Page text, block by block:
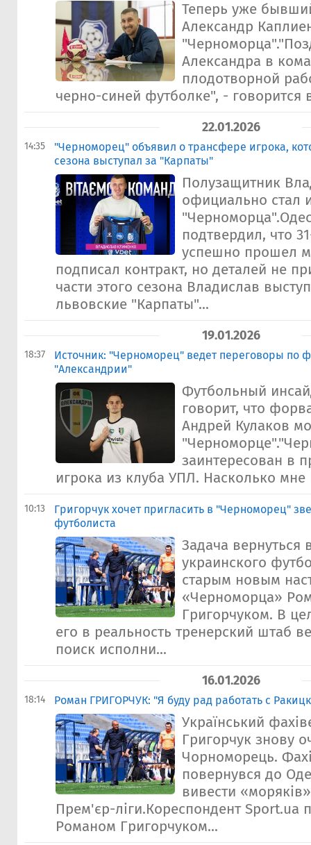
Теперь уже
Александр
Александра в
плодотворной
черно-синей футболке", - говорится
22.01.2026
14:35
"Черноморец" объявил о трансфере игрока,
сезона выступал за "Карпаты"
Полузащитник
официально стал
подтвердил, что
успешно прошел
подписал контракт, но деталей не
части этого сезона Владислав
львовские "Карпаты"...
19.01.2026
18:37
Источник: "Черноморец" ведет переговоры по
"Александрии"
Футбольный
говорит, что
Андрей Кулаков
заинтересован в
игрока из клуба УПЛ. Насколько мне
10:13
Григорчук хочет пригласить в "Черноморец"
футболиста
Задача вернуться
украинского
старым новым
«Черноморца»
Григорчуком. В
его в реальность тренерский штаб
поиск исполни...
16.01.2026
18:14 Роман ГРИГОРЧУК: "Я буду рад работать с
Український
Григорчук знову
Чорноморець.
повернувся до
вивести
Прем'єр-ліги.Кореспондент Sport.ua
Романом Григорчуком...